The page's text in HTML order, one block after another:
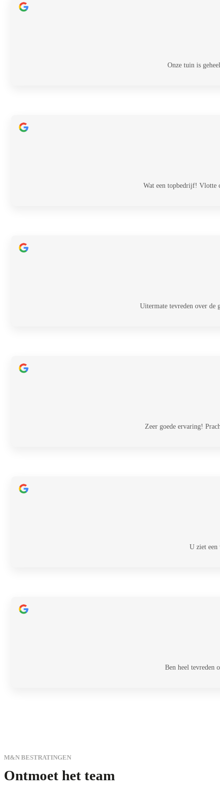
Onze tuin is
Wat een topbedrijf! Vlotte
Uitermate tevreden over de
Zeer goede ervaring!
U ziet een
Ben heel tevreden
M&N BESTRATINGEN
Ontmoet het team